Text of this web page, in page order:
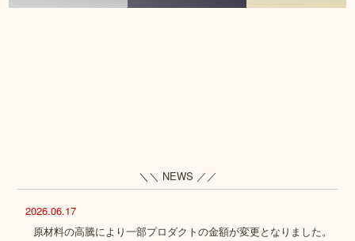
＼＼ NEWS ／／
2026.06.17
原材料の高騰により一部プロダクトの金額が変更となりました。